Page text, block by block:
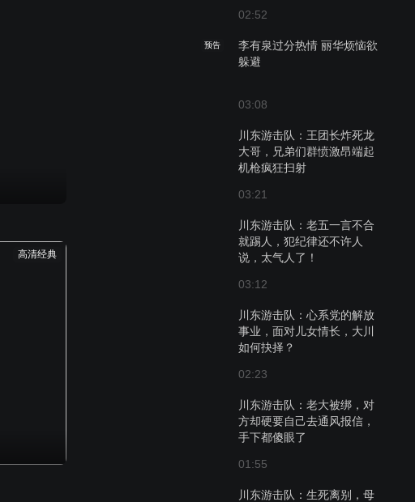
02:52
预告
李有泉过分热情 丽华烦恼欲
躲避
03:08
川东游击队：王团长炸死龙
大哥，兄弟们群愤激昂端起
机枪疯狂扫射
03:21
川东游击队：老五一言不合
就踢人，犯纪律还不许人
说，太气人了！
03:12
川东游击队：心系党的解放
事业，面对儿女情长，大川
如何抉择？
02:23
川东游击队：老大被绑，对
方却硬要自己去通风报信，
手下都傻眼了
01:55
川东游击队：生死离别，母
高清经典